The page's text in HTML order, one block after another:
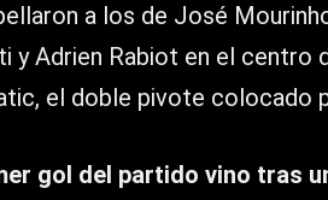
a los de José
y Adrien Rabiot en el centro
el doble pivote colocado
gol del partido vino tras